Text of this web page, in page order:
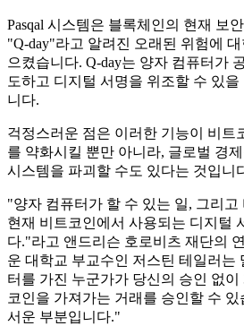
Pasqal 시스템은 블록체인의 현재 보
"Q-day"라고 알려진 오래된 위험에
으켰습니다. Q-day는 양자 컴퓨터가
도하고 디지털 서명을 위조할 수 있
니다.
걱정스러운 점은 이러한 기능이 비트
를 약화시킬 뿐만 아니라, 글로벌 경
시스템을 파괴할 수도 있다는 것입니
"양자 컴퓨터가 할 수 있는 일, 그리
현재 비트코인에서 사용되는 디지털
다."라고 앤드리슨 호로비츠 재단의
운 대학교 부교수인 저스틴 테일러는
터를 가진 누군가가 당신의 승인 없
코인을 가져가는 거래를 승인할 수
서운 부분입니다."